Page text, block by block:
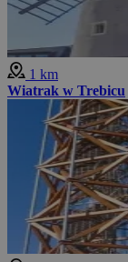
1 km
Wiatrak w Trebicu